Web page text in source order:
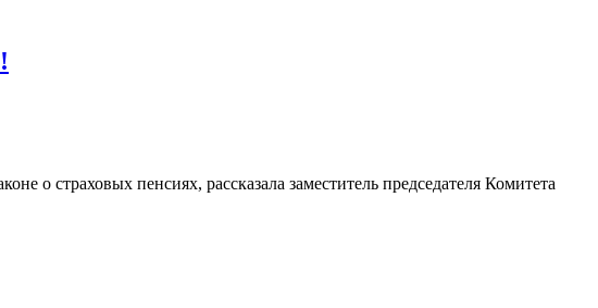
о страховых пенсиях, рассказала заместитель председателя Комитета